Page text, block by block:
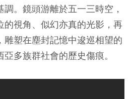
。鏡頭游離於五一三時空，
的視角、似幻亦真的光影，再
雕塑在塵封記憶中逡巡相望的
多族群社會的歷史傷痕。